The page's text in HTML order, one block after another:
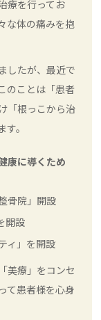
療を行ってお
な体の痛みを抱
したが、最近で
のことは「患者
「根っこから治
。
康に導くため
骨院」開設
開設
ィ」を開設
美療」をコンセ
て患者様を心身